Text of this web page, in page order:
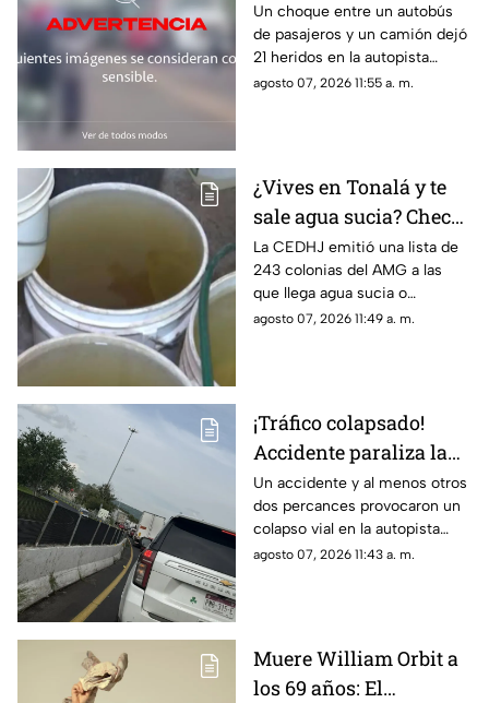
autobús deja 21 heridos
sobre la carretera
Tlaxco-Tejocotal
Un choque entre un autobús
de pasajeros y un camión dejó
21 heridos en la autopista
Tlaxco-Tejocotal; dos
agosto 07, 2026 11:55 a. m.
¿Vives en Tonalá y te
sale agua sucia? Checa
si tu colonia entra en el
descuento del SIAPA
La CEDHJ emitió una lista de
243 colonias del AMG a las
que llega agua sucia o
maloliente; estas son las
agosto 07, 2026 11:49 a. m.
¡Tráfico colapsado!
Accidente paraliza la
autopista Guadalajara-
Zapotlanejo HOY
Un accidente y al menos otros
dos percances provocaron un
colapso vial en la autopista
Guadalajara-Zapotlanejo; hay
agosto 07, 2026 11:43 a. m.
Muere William Orbit a
los 69 años: El